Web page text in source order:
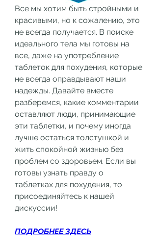
Все мы хотим быть стройными и
красивыми, но к сожалению, это
не всегда получается. В поиске
идеального тела мы готовы на
все, даже на употребление
таблеток для похудения, которые
не всегда оправдывают наши
надежды. Давайте вместе
разберемся, какие комментарии
оставляют люди, принимающие
эти таблетки, и почему иногда
лучше остаться толстушкой и
жить спокойной жизнью без
проблем со здоровьем. Если вы
готовы узнать правду о
таблетках для похудения, то
присоединяйтесь к нашей
дискуссии!
ПОДРОБНЕЕ ЗДЕСЬ